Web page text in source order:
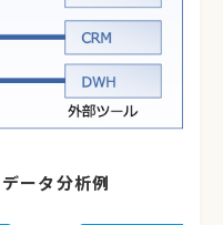
ータ分析例